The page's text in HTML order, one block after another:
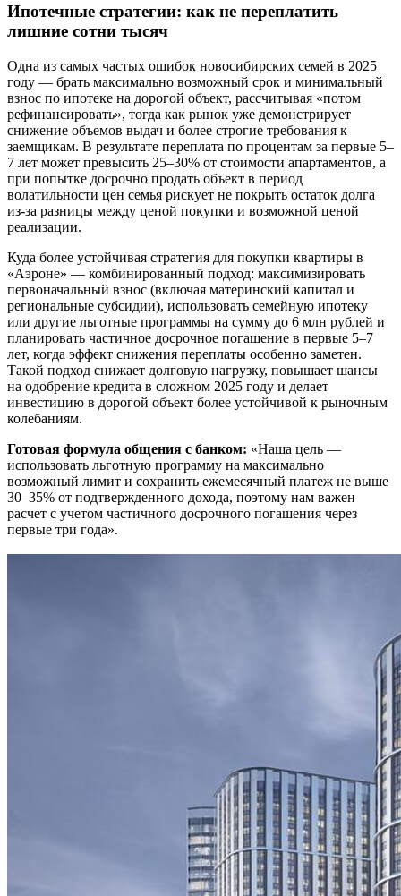
Ипотечные стратегии: как не переплатить
лишние сотни тысяч
Одна из самых частых ошибок новосибирских семей в 2025
году — брать максимально возможный срок и минимальный
взнос по ипотеке на дорогой объект, рассчитывая «потом
рефинансировать», тогда как рынок уже демонстрирует
снижение объемов выдач и более строгие требования к
заемщикам. В результате переплата по процентам за первые 5–
7 лет может превысить 25–30% от стоимости апартаментов, а
при попытке досрочно продать объект в период
волатильности цен семья рискует не покрыть остаток долга
из-за разницы между ценой покупки и возможной ценой
реализации.
Куда более устойчивая стратегия для покупки квартиры в
«Аэроне» — комбинированный подход: максимизировать
первоначальный взнос (включая материнский капитал и
региональные субсидии), использовать семейную ипотеку
или другие льготные программы на сумму до 6 млн рублей и
планировать частичное досрочное погашение в первые 5–7
лет, когда эффект снижения переплаты особенно заметен.
Такой подход снижает долговую нагрузку, повышает шансы
на одобрение кредита в сложном 2025 году и делает
инвестицию в дорогой объект более устойчивой к рыночным
колебаниям.
Готовая формула общения с банком: «Наша цель —
использовать льготную программу на максимально
возможный лимит и сохранить ежемесячный платеж не выше
30–35% от подтвержденного дохода, поэтому нам важен
расчет с учетом частичного досрочного погашения через
первые три года».